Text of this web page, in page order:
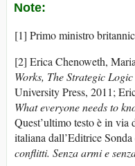
Note:
[1] Primo ministro
[2] Erica Chenoweth,
Works, TheStrategicLogic
University Press, 2011;
Whateveryoneneedsto
Quest’ultimo testo è in
italiana dall’Editrice
conflitti. Senzaarmie